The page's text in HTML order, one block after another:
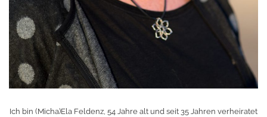
Ich bin (Micha)Ela Feldenz, 54 Jahre alt und seit 35 Jahren verheiratet